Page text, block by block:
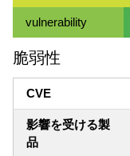
vulnerability
脆弱性
CVE
影響を受ける製
品